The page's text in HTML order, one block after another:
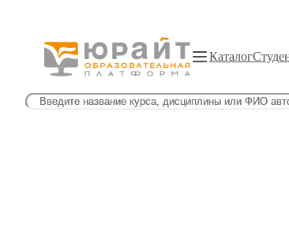
Каталог